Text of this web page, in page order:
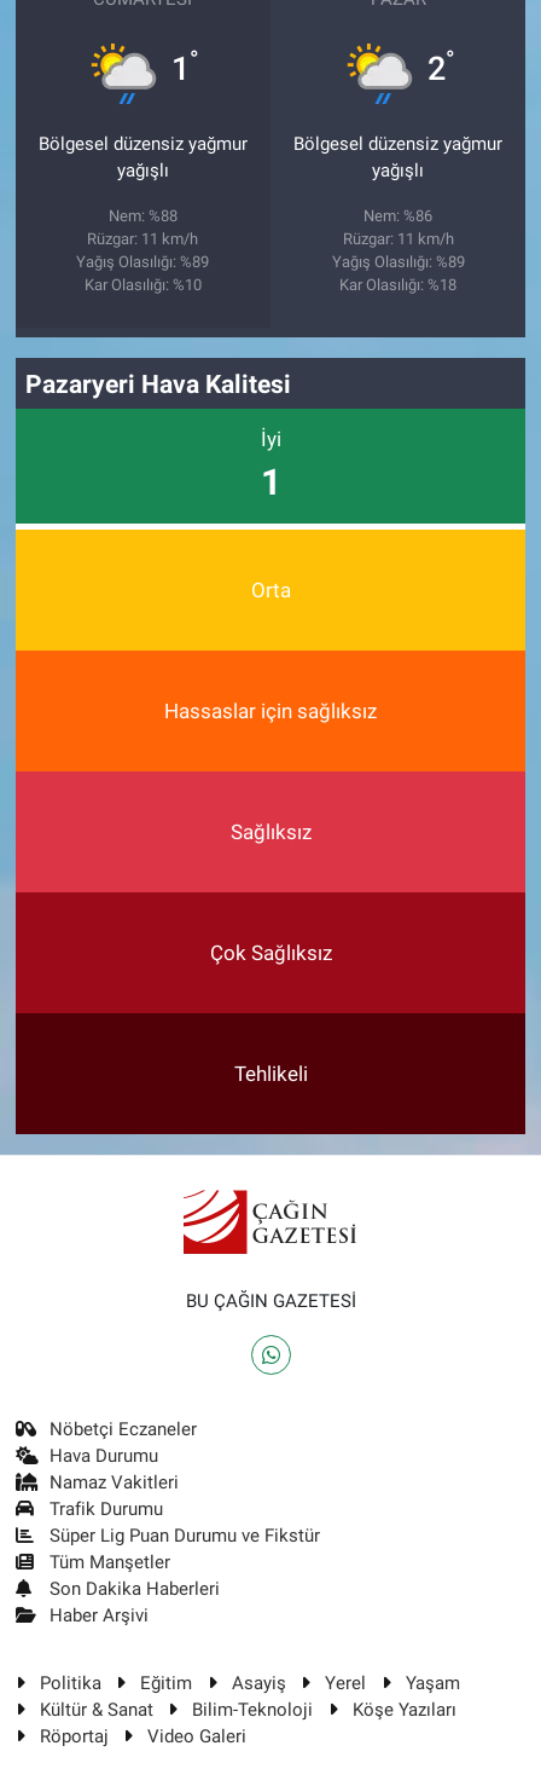
1 °
Bölgesel düzensiz yağmur
yağışlı
Nem: %88
Rüzgar: 11 km/h
Yağış Olasılığı: %89
Kar Olasılığı: %10
2°
Bölgesel düzensiz yağmur
yağışlı
Nem: %86
Rüzgar: 11 km/h
Yağış Olasılığı: %89
Kar Olasılığı: %18
Pazaryeri Hava Kalitesi
İyi
1
Orta
Hassaslar için sağlıksız
Sağlıksız
Çok Sağlıksız
Tehlikeli
BU ÇAĞIN GAZETESİ
Nöbetçi Eczaneler
Hava Durumu
Namaz Vakitleri
Trafik Durumu
Süper Lig Puan Durumu ve Fikstür
Tüm Manşetler
Son Dakika Haberleri
Haber Arşivi
Politika Eğitim Asayiş Yerel
Yaşam
Kültür & Sanat
Bilim-Teknoloji
Köşe Yazıları
Röportaj
Video Galeri